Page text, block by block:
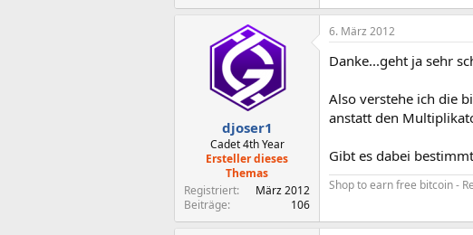
djoser1
Cadet 4th Year
Ersteller dieses
Themas
Registriert
März 2012
Beiträge
106
6. März 2012
Danke...geht ja sehr
Also verstehe ich die
anstatt den
Gibt es dabei
Shop to earn free bitcoin -